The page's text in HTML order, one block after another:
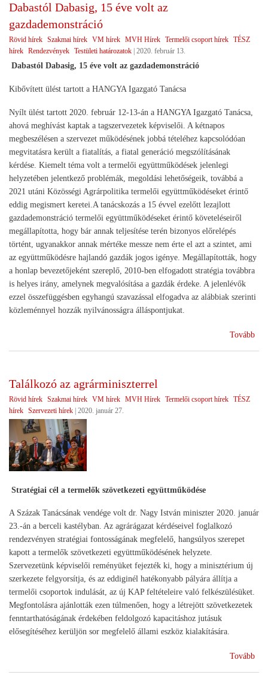
Dabastól Dabasig, 15 éve volt az
gazdademonstráció
Rövid hírek Szakmai hírek VM hírek MVH Hírek Termelői csoport hírek TÉSZ
hírek Rendezvények Testületi határozatok 2020. február 13.
Dabastól Dabasig, 15 éve volt az gazdademonstráció
Kibővített ülést tartott a HANGYA Igazgató Tanácsa
Nyílt ülést tartott 2020. február 12-13-án a HANGYA Igazgató Tanácsa,
ahová meghívást kaptak a tagszervezetek képviselői. A kétnapos
megbeszélésen a szervezet működésének jobbá tételéhez kapcsolódóan
megvitatásra került a fiatalítás, a fiatal generáció megszólításának
kérdése. Kiemelt téma volt a termelői együttműködések jelenlegi
helyzetében jelentkező problémák, megoldási lehetőségeik, továbbá a
2021 utáni Közösségi Agrárpolitika termelői együttműködéseket érintő
eddig megismert keretei.A tanácskozás a 15 évvel ezelőtt lezajlott
gazdademonstráció termelői együttműködéseket érintő követeléseiről
megállapította, hogy bár annak teljesítése terén bizonyos előrelépés
történt, ugyanakkor annak mértéke messze nem érte el azt a szintet, ami
az együttműködésre hajlandó gazdák jogos igénye. Megállapították, hogy
a honlap bevezetőjeként szereplő, 2010-ben elfogadott stratégia továbbra
is helyes irány, amelynek megvalósítása a gazdák érdeke. A jelenlévők
ezzel összefüggésben egyhangú szavazással elfogadva az alábbiak szerinti
közleménnyel hozzák nyilvánosságra álláspontjukat.
Tovább
Találkozó az agrárminiszterrel
Rövid hírek Szakmai hírek VM hírek MVH Hírek Termelői csoport hírek TÉSZ
hírek Szervezeti hírek | 2020. január 27.
Stratégiai cél a termelők szövetkezeti együttműködése
A Százak Tanácsának vendége volt dr. Nagy István miniszter 2020. január
23.-án a berceli kastélyban. Az agrárágazat kérdéseivel foglalkozó
rendezvényen stratégiai fontosságának megfelelő, hangsúlyos szerepet
kapott a termelők szövetkezeti együttműködésének helyzete.
Szervezetünk képviselői reményüket fejezték ki, hogy a minisztérium új
szerkezete felgyorsítja, és az eddiginél hatékonyabb pályára állítja a
termelői csoportok indulását, az új KAP feltételeire való felkészülésüket.
Megfontolásra ajánlották ezen túlmenően, hogy a létrejött szövetkezetek
fenntarthatóságának érdekében feldolgozó kapacitáshoz jutásuk
elősegítéséhez kerüljön sor megfelelő állami eszköz kialakítására.
Tovább